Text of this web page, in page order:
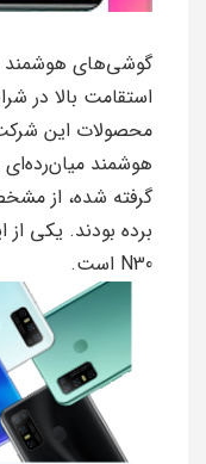
استقامت بالا در
محصولات این
هوشمند
گرفته شده، از
برده بودند. یکی
N30 است.